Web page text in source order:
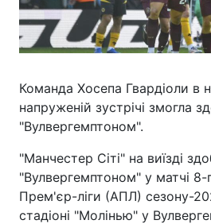
Команда Хосепа Гвардіоли в
напруженій зустрічі змогла
"Вулвергемптоном".
"Манчестер Сіті" на виїзді
"Вулвергемптоном" у матчі 8-
Прем'єр-ліги (АПЛ) сезону-
стадіоні "Молінью" у